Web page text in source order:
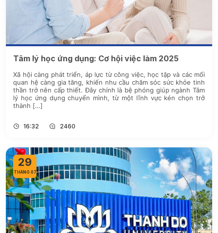
Tâm lý học ứng dụng: Cơ hội việc làm 2025
Xã hội càng phát triển, áp lực từ công việc, học tập và các mối
quan hệ càng gia tăng, khiến nhu cầu chăm sóc sức khỏe tinh
thần trở nên cấp thiết. Đây chính là bệ phóng giúp ngành Tâm
lý học ứng dụng chuyển mình, từ một lĩnh vực kén chọn trở
thành […]
16:32 2460
29
THÁNG 07